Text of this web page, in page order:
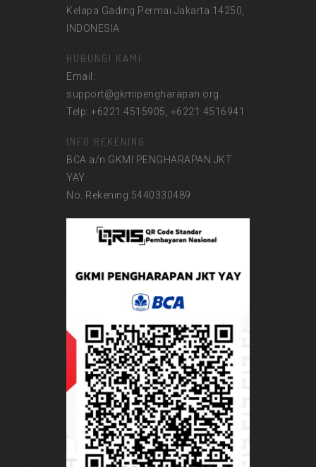
Kelapa Gading Permai Jakarta 14250,
INDONESIA
HUBUNGI KAMI
Email:
support@gkmipengharapan.org
Telp: +6221 4515905, +6221 4516941
INFO REKENING
BCA a/n GKMI PENGHARAPAN JKT
YAY
No. Rekening 5440330489